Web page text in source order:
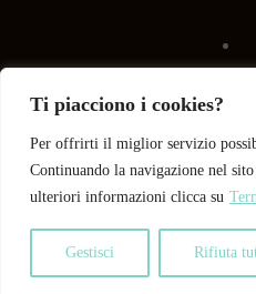
Ti piacciono i cookies?
Per offrirti il miglior servizio
Continuando la navigazione nel
ulteriori informazioni clicca su
Gestisci Rifiuta